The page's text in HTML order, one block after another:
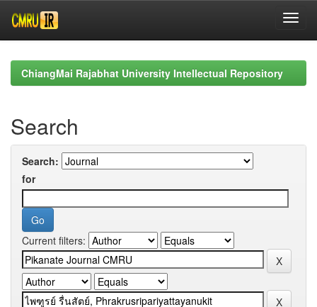
navigationChiangMai Rajabhat University Intellectual Repository
Search
Search:
for
Current filters: